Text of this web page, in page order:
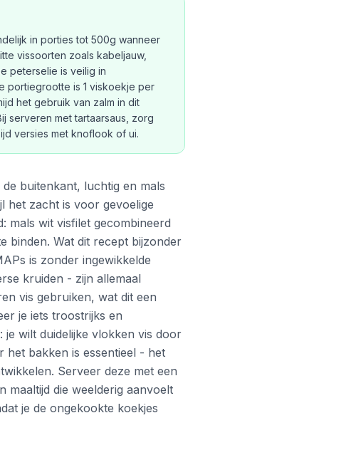
in porties tot 500g wanneer
vissoorten zoals kabeljauw,
peterselie is veilig in
portiegrootte is 1 viskoekje per
het gebruik van zalm in dit
serveren met tartaarsaus, zorg
versies met knoflook of ui.
buitenkant, luchtig en mals
het zacht is voor gevoelige
mals wit visfilet gecombineerd
binden. Wat dit recept bijzonder
is zonder ingewikkelde
kruiden - zijn allemaal
vis gebruiken, wat dit een
je iets troostrijks en
je wilt duidelijke vlokken vis door
het bakken is essentieel - het
Serveer deze met een
maaltijd die weelderig aanvoelt
je de ongekookte koekjes